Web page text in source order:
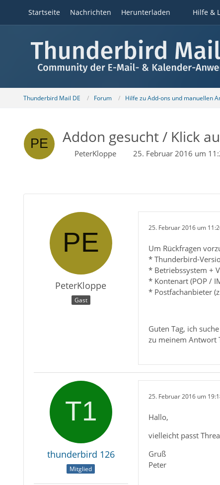
Startseite Nachrichten Herunterladen Hilfe &
Thunderbird Mail DE Forum Hilfe zu Add-ons und manuellen
Addon gesucht / Klick
PeterKloppe 25. Februar 2016 um
PeterKloppe
Gast
25. Februar 2016 um
Um Rückfragen
* Thunderbird-
* Betriebssystem +
* Kontenart (POP /
* Postfachanbieter
Guten Tag, ich
zu meinem Antwort
thunderbird 126
Mitglied
25. Februar 2016 um
Hallo,
vielleicht passt
Gruß
Peter